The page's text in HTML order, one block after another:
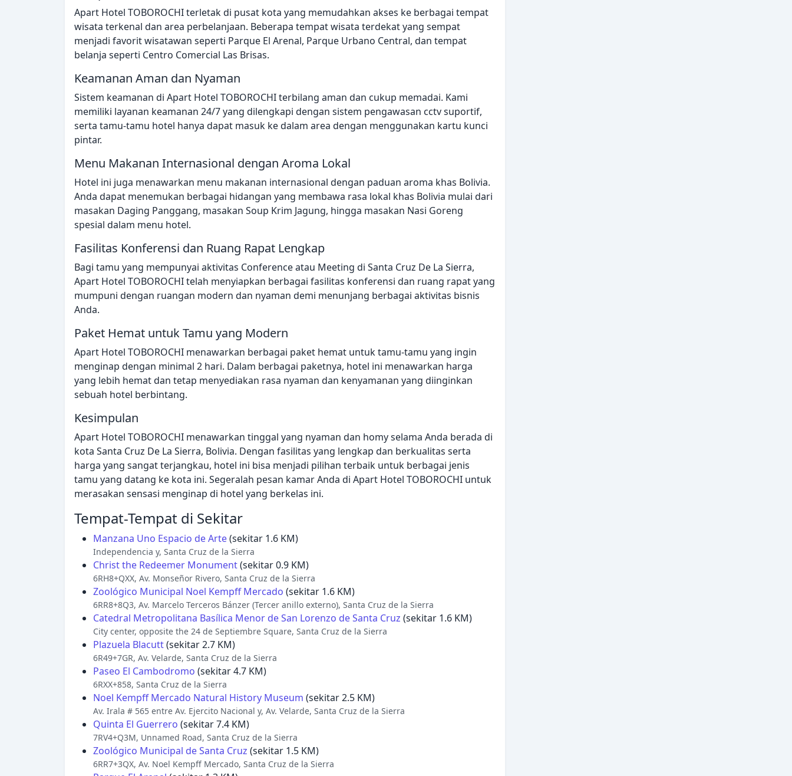
Apart Hotel TOBOROCHI terletak di pusat kota yang memudahkan akses ke berbagai tempat
wisata terkenal dan area perbelanjaan. Beberapa tempat wisata terdekat yang sempat
menjadi favorit wisatawan seperti Parque El Arenal, Parque Urbano Central, dan tempat
belanja seperti Centro Comercial Las Brisas.
Keamanan Aman dan Nyaman
Sistem keamanan di Apart Hotel TOBOROCHI terbilang aman dan cukup memadai. Kami
memiliki layanan keamanan 24/7 yang dilengkapi dengan sistem pengawasan cctv suportif,
serta tamu-tamu hotel hanya dapat masuk ke dalam area dengan menggunakan kartu kunci
pintar.
Menu Makanan Internasional dengan Aroma Lokal
Hotel ini juga menawarkan menu makanan internasional dengan paduan aroma khas Bolivia.
Anda dapat menemukan berbagai hidangan yang membawa rasa lokal khas Bolivia mulai dari
masakan Daging Panggang, masakan Soup Krim Jagung, hingga masakan Nasi Goreng
spesial dalam menu hotel.
Fasilitas Konferensi dan Ruang Rapat Lengkap
Bagi tamu yang mempunyai aktivitas Conference atau Meeting di Santa Cruz De La Sierra,
Apart Hotel TOBOROCHI telah menyiapkan berbagai fasilitas konferensi dan ruang rapat yang
mumpuni dengan ruangan modern dan nyaman demi menunjang berbagai aktivitas bisnis
Anda.
Paket Hemat untuk Tamu yang Modern
Apart Hotel TOBOROCHI menawarkan berbagai paket hemat untuk tamu-tamu yang ingin
menginap dengan minimal 2 hari. Dalam berbagai paketnya, hotel ini menawarkan harga
yang lebih hemat dan tetap menyediakan rasa nyaman dan kenyamanan yang diinginkan
sebuah hotel berbintang.
Kesimpulan
Apart Hotel TOBOROCHI menawarkan tinggal yang nyaman dan homy selama Anda berada di
kota Santa Cruz De La Sierra, Bolivia. Dengan fasilitas yang lengkap dan berkualitas serta
harga yang sangat terjangkau, hotel ini bisa menjadi pilihan terbaik untuk berbagai jenis
tamu yang datang ke kota ini. Segeralah pesan kamar Anda di Apart Hotel TOBOROCHI untuk
merasakan sensasi menginap di hotel yang berkelas ini.
Tempat-Tempat di Sekitar
Manzana Uno Espacio de Arte(sekitar 1.6 KM)
Independencia y, Santa Cruz de la Sierra
Christ the Redeemer Monument(sekitar 0.9 KM)
6RH8+QXX, Av. Monseñor Rivero, Santa Cruz de la Sierra
Zoológico Municipal Noel Kempff Mercado (sekitar 1.6 KM)
6RR8+8Q3, Av. Marcelo Terceros Bánzer (Tercer anillo externo), Santa Cruz de la Sierra
Catedral Metropolitana Basílica Menor de San Lorenzo de Santa Cruz (sekitar 1.6 KM)
City center, opposite the 24 de Septiembre Square, Santa Cruz de la Sierra
Plazuela Blacutt(sekitar 2.7 KM)
6R49+7GR, Av. Velarde, Santa Cruz de la Sierra
Paseo El Cambodromo (sekitar 4.7 KM)
6RXX+858, Santa Cruz de la Sierra
Noel Kempff Mercado Natural History Museum (sekitar 2.5 KM)
Av. Irala # 565 entre Av. Ejercito Nacional y, Av. Velarde, Santa Cruz de la Sierra
Quinta El Guerrero (sekitar 7.4 KM)
7RV4+Q3M, Unnamed Road, Santa Cruz de la Sierra
Zoológico Municipal de Santa Cruz (sekitar 1.5 KM)
6RR7+3QX, Av. Noel Kempff Mercado, Santa Cruz de la Sierra